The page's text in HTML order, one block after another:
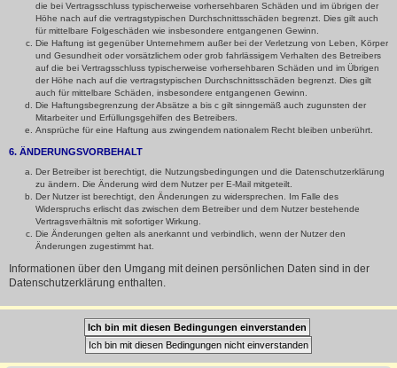
die bei Vertragsschluss typischerweise vorhersehbaren Schäden und im übrigen der
Höhe nach auf die vertragstypischen Durchschnittsschäden begrenzt. Dies gilt auch
für mittelbare Folgeschäden wie insbesondere entgangenen Gewinn.
Die Haftung ist gegenüber Unternehmern außer bei der Verletzung von Leben, Körper
und Gesundheit oder vorsätzlichem oder grob fahrlässigem Verhalten des Betreibers
auf die bei Vertragsschluss typischerweise vorhersehbaren Schäden und im Übrigen
der Höhe nach auf die vertragstypischen Durchschnittsschäden begrenzt. Dies gilt
auch für mittelbare Schäden, insbesondere entgangenen Gewinn.
Die Haftungsbegrenzung der Absätze a bis c gilt sinngemäß auch zugunsten der
Mitarbeiter und Erfüllungsgehilfen des Betreibers.
Ansprüche für eine Haftung aus zwingendem nationalem Recht bleiben unberührt.
6. ÄNDERUNGSVORBEHALT
Der Betreiber ist berechtigt, die Nutzungsbedingungen und die Datenschutzerklärung
zu ändern. Die Änderung wird dem Nutzer per E-Mail mitgeteilt.
Der Nutzer ist berechtigt, den Änderungen zu widersprechen. Im Falle des
Widerspruchs erlischt das zwischen dem Betreiber und dem Nutzer bestehende
Vertragsverhältnis mit sofortiger Wirkung.
Die Änderungen gelten als anerkannt und verbindlich, wenn der Nutzer den
Änderungen zugestimmt hat.
Informationen über den Umgang mit deinen persönlichen Daten sind in der
Datenschutzerklärung enthalten.